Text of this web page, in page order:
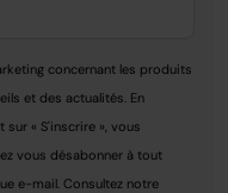
concernant les produits
et des actualités. En
« S'inscrire », vous
vous désabonner à tout
e-mail. Consultez notre